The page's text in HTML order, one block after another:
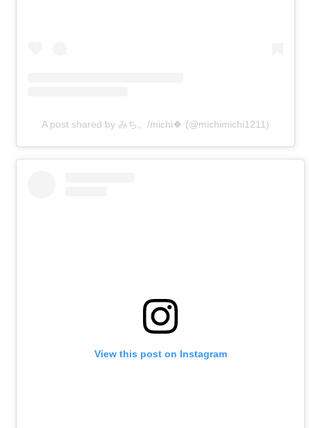
A post shared by みち。/michi🍀 (@michimichi1211)
View this post on Instagram